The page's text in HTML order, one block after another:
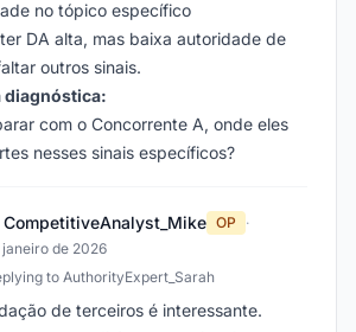
no tópico específico
DA alta, mas baixa autoridade de
outros sinais.
diagnóstica:
com o Concorrente A, onde eles
nesses sinais específicos?
CompetitiveAnalyst_Mike OP
·
janeiro de 2026
to AuthorityExpert_Sarah
de terceiros é interessante.